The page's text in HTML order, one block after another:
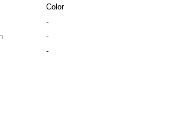
Color
-
-
-